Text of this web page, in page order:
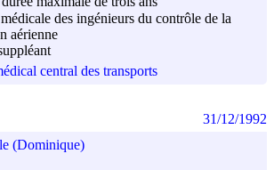
des ingénieurs du contrôle de la
aérienne
central des transports
(Dominique)
31/12/1992